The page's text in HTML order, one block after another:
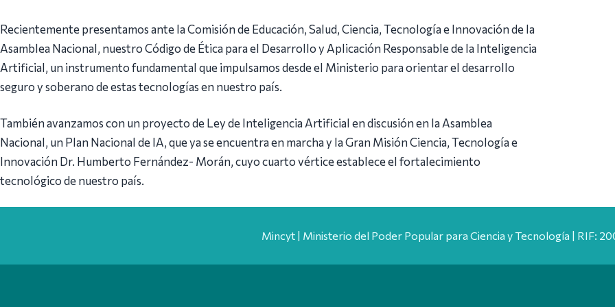
Recientemente presentamos ante la Comisión de Educación, Salud, Ciencia, Tecnología e Innovación de la
Asamblea Nacional, nuestro Código de Ética para el Desarrollo y Aplicación Responsable de la Inteligencia
Artificial, un instrumento fundamental que impulsamos desde el Ministerio para orientar el desarrollo
seguro y soberano de estas tecnologías en nuestro país.
También avanzamos con un proyecto de Ley de Inteligencia Artificial en discusión en la Asamblea
Nacional, un Plan Nacional de IA, que ya se encuentra en marcha y la Gran Misión Ciencia, Tecnología e
Innovación Dr. Humberto Fernández- Morán, cuyo cuarto vértice establece el fortalecimiento
tecnológico de nuestro país.
Mincyt | Ministerio del Poder Popular para Ciencia y Tecnología | RIF: